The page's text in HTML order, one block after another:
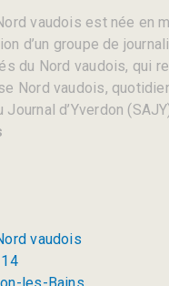
vaudois est née en
d’un groupe de
du Nord vaudois, qui
Nord vaudois,
Journal d’Yverdon
vaudois
les-Bains